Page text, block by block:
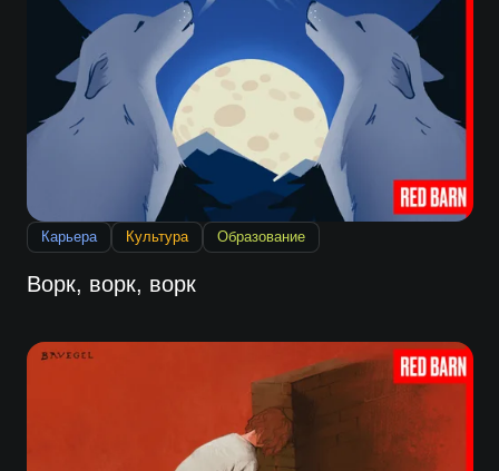
Карьера Культура Образование
Ворк, ворк, ворк